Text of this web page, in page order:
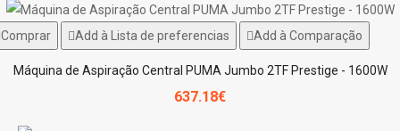
Comprar Add à Lista de preferencias Add à Comparação
Máquina de Aspiração Central PUMA Jumbo 2TF Prestige - 1600W
637.18€